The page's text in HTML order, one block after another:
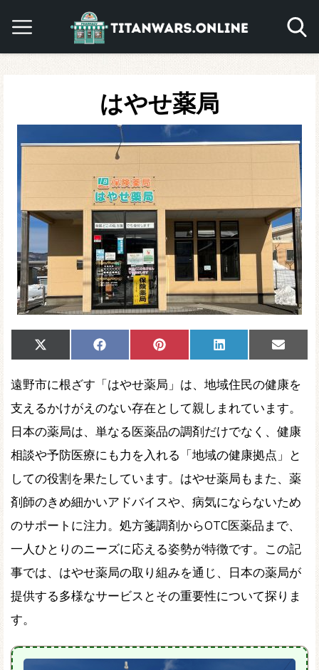
はやせ薬局
Share
on
X
(Twitter)
Share
on
Facebook Share
on
Pinterest Share
on
LinkedIn
Share
on
Email
遠野市に根ざす「はやせ薬局」は、地域住民の健康を
支えるかけがえのない存在として親しまれています。
日本の薬局は、単なる医薬品の調剤だけでなく、健康
相談や予防医療にも力を入れる「地域の健康拠点」と
しての役割を果たしています。はやせ薬局もまた、薬
剤師のきめ細かいアドバイスや、病気にならないため
のサポートに注力。処方箋調剤からOTC医薬品まで、
一人ひとりのニーズに応える姿勢が特徴です。この記
事では、はやせ薬局の取り組みを通じ、日本の薬局が
提供する多様なサービスとその重要性について探りま
す。